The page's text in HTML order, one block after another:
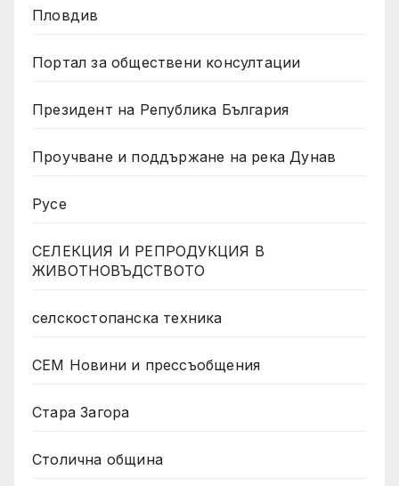
Пловдив
Портал за обществени консултации
Президент на Република България
Проучване и поддържане на река Дунав
Русе
СЕЛЕКЦИЯ И РЕПРОДУКЦИЯ В
ЖИВОТНОВЪДСТВОТО
селскостопанска техника
СЕМ Новини и прессъобщения
Стара Загора
Столична община